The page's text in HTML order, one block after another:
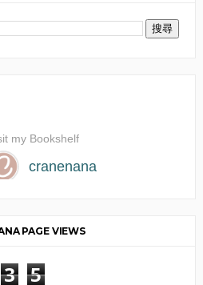
PAGE VIEWS
3 5